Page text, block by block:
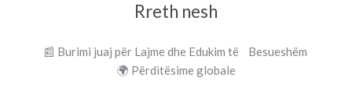
Rreth nesh
📰 Burimi juaj për Lajme dhe Edukim të Besueshëm
🌍 Përditësime globale